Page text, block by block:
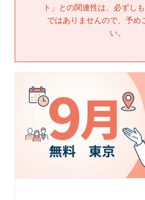
ト 」との関連性は、必ずし
ではありませんので、予め
い。